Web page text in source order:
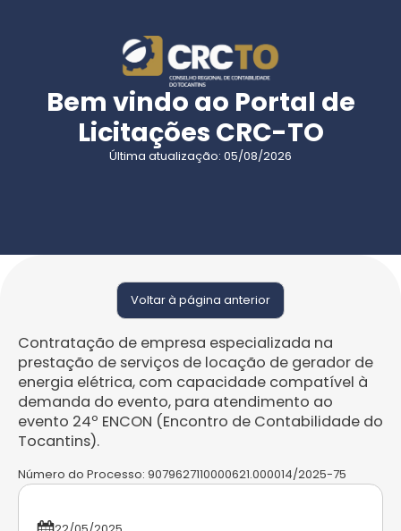
Bem vindo ao Portal de
Licitações CRC-TO
Última atualização: 05/08/2026
Voltar à página anterior
Contratação de empresa especializada na
prestação de serviços de locação de gerador de
energia elétrica, com capacidade compatível à
demanda do evento, para atendimento ao
evento 24º ENCON (Encontro de Contabilidade do
Tocantins).
Número do Processo: 9079627110000621.000014/2025-75